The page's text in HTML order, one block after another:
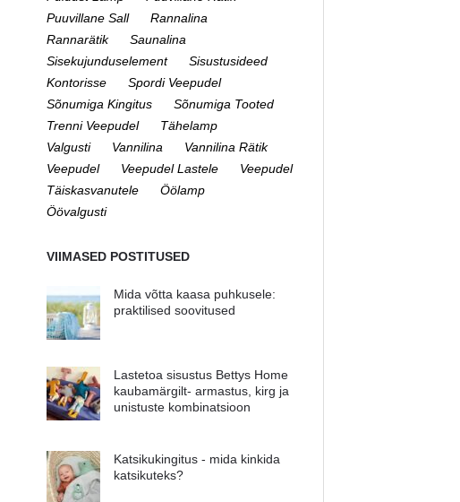
Puuvillane Sall
Rannalina
Rannarätik
Saunalina
Sisekujunduselement
Sisustusideed
Kontorisse
Spordi Veepudel
Sõnumiga Kingitus
Sõnumiga Tooted
Trenni Veepudel
Tähelamp
Valgusti
Vannilina
Vannilina Rätik
Veepudel
Veepudel Lastele
Veepudel
Täiskasvanutele
Öölamp
Öövalgusti
VIIMASED POSTITUSED
Mida võtta kaasa puhkusele:
praktilised soovitused
Lastetoa sisustus Bettys Home
kaubamärgilt- armastus, kirg ja
unistuste kombinatsioon
Katsikukingitus - mida kinkida
katsikuteks?